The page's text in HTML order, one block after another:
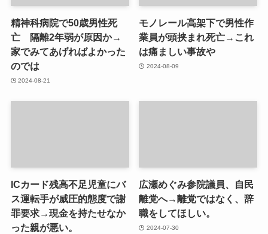
精神科病院で50歳男性死
亡 隔離2年弱が原因か→
家でみてあげればよかった
のでは
2024-08-21
モノレール高架下で男性作
業員が頭挟まれ死亡→これ
は痛ましい事故や
2024-08-09
ICカード残高不足児童にバ
ス運転手が威圧的態度で謝
罪要求→現金を持たせなか
った親が悪い。
広瀬めぐみ参院議員、自民
離党へ→離党ではなく、辞
職をしてほしい。
2024-07-30